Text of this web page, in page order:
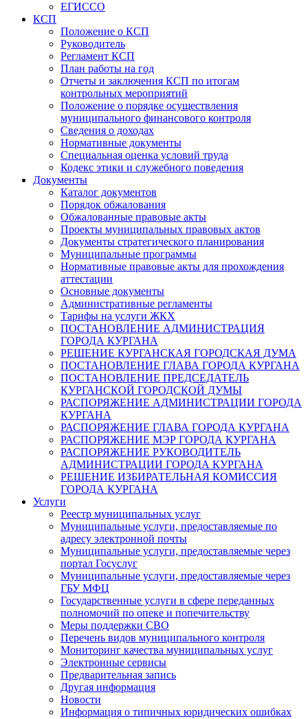
ЕГИССО
КСП
Положение о КСП
Руководитель
Регламент КСП
План работы на год
Отчеты и заключения КСП по итогам
контрольных мероприятий
Положение о порядке осуществления
муниципального финансового контроля
Сведения о доходах
Нормативные документы
Специальная оценка условий труда
Кодекс этики и служебного поведения
Документы
Каталог документов
Порядок обжалования
Обжалованные правовые акты
Проекты муниципальных правовых актов
Документы стратегического планирования
Муниципальные программы
Нормативные правовые акты для прохождения
аттестации
Основные документы
Административные регламенты
Тарифы на услуги ЖКХ
ПОСТАНОВЛЕНИЕ АДМИНИСТРАЦИЯ
ГОРОДА КУРГАНА
РЕШЕНИЕ КУРГАНСКАЯ ГОРОДСКАЯ ДУМА
ПОСТАНОВЛЕНИЕ ГЛАВА ГОРОДА КУРГАНА
ПОСТАНОВЛЕНИЕ ПРЕДСЕДАТЕЛЬ
КУРГАНСКОЙ ГОРОДСКОЙ ДУМЫ
РАСПОРЯЖЕНИЕ АДМИНИСТРАЦИИ ГОРОДА
КУРГАНА
РАСПОРЯЖЕНИЕ ГЛАВА ГОРОДА КУРГАНА
РАСПОРЯЖЕНИЕ МЭР ГОРОДА КУРГАНА
РАСПОРЯЖЕНИЕ РУКОВОДИТЕЛЬ
АДМИНИСТРАЦИИ ГОРОДА КУРГАНА
РЕШЕНИЕ ИЗБИРАТЕЛЬНАЯ КОМИССИЯ
ГОРОДА КУРГАНА
Услуги
Реестр муниципальных услуг
Муниципальные услуги, предоставляемые по
адресу электронной почты
Муниципальные услуги, предоставляемые через
портал Госуслуг
Муниципальные услуги, предоставляемые через
ГБУ МФЦ
Государственные услуги в сфере переданных
полномочий по опеке и попечительству
Меры поддержки СВО
Перечень видов муниципального контроля
Мониторинг качества муниципальных услуг
Электронные сервисы
Предварительная запись
Другая информация
Новости
Информация о типичных юридических ошибках